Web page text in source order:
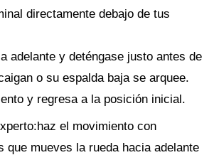
directamente debajo de tus
adelante y deténgase justo antes de
o su espalda baja se arquee.
y regresa a la posición inicial.
el movimiento con
que mueves la rueda hacia adelante